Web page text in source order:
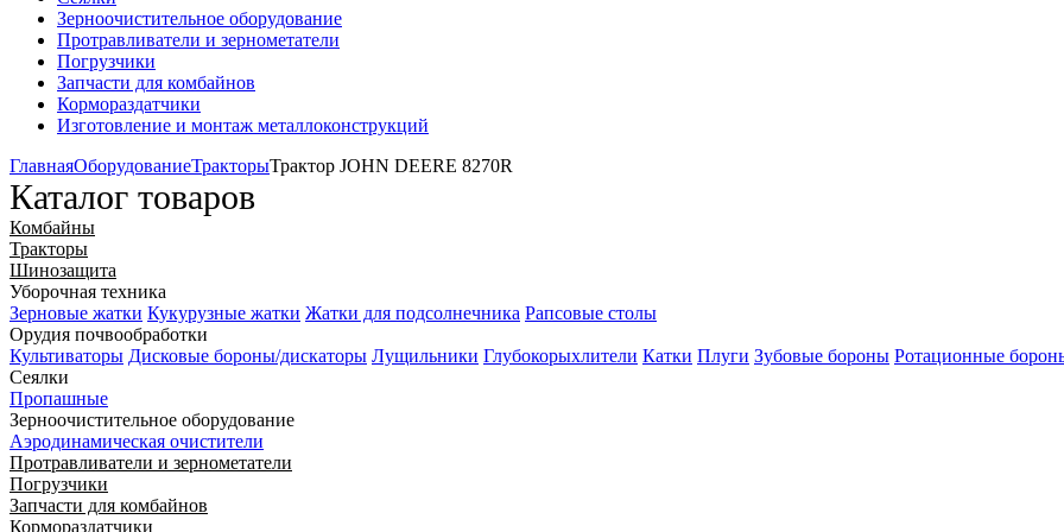
Зерноочистительное оборудование
Протравливатели и зернометатели
Погрузчики
Запчасти для комбайнов
Кормораздатчики
Изготовление и монтаж металлоконструкций
ГлавнаяОборудованиеТракторыТрактор JOHN DEERE 8270R
Каталог товаров
Комбайны
Тракторы
Шинозащита
Уборочная техника
Зерновые жатки Кукурузные жатки Жатки для подсолнечника Рапсовые столы
Орудия почвообработки
Культиваторы Дисковые бороны/дискаторы Лущильники Глубокорыхлители Катки Плуги Зубовые бороны Ротационные
Сеялки
Пропашные
Зерноочистительное оборудование
Аэродинамическая очистители
Протравливатели и зернометатели
Погрузчики
Запчасти для комбайнов
Кормораздатчики